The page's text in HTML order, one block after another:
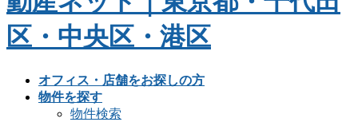
オフィス・店舗をお探しの方
物件を探す
物件検索